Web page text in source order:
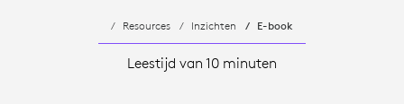
Resources Inzichten E-book
Leestijd van 10 minuten